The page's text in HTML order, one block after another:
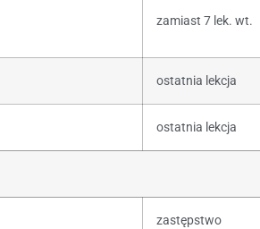
zamiast 7 lek. wt.
ostatnia lekcja
ostatnia lekcja
zastępstwo